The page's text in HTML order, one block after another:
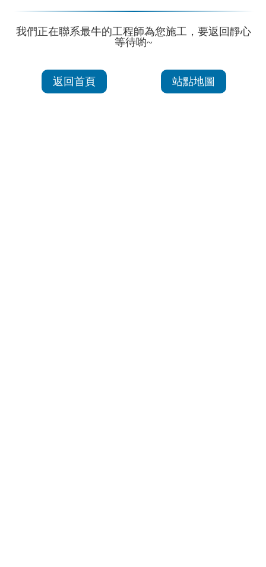
我們正在聯系最牛的工程師為您施工，要返回靜心
等待喲~
返回首頁 站點地圖